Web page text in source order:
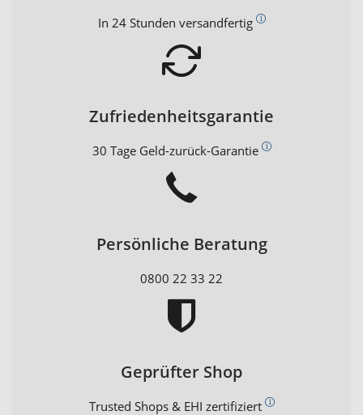
In 24 Stunden versandfertig
Zufriedenheitsgarantie
30 Tage Geld-zurück-Garantie
Persönliche Beratung
0800 22 33 22
Geprüfter Shop
Trusted Shops & EHI zertifiziert